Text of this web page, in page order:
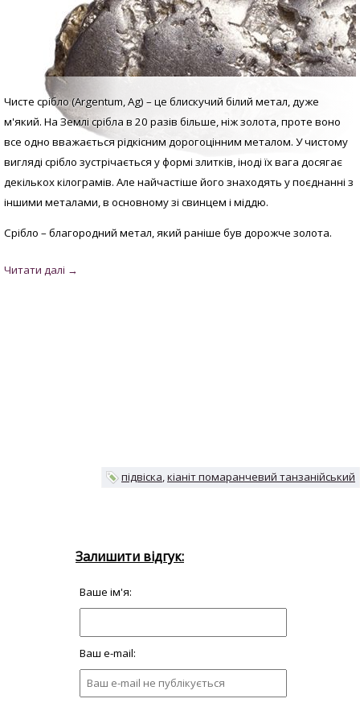
Чисте срібло (Argentum, Аg) – це блискучий білий метал, дуже
м'який. На Землі срібла в 20 разів більше, ніж золота, проте воно
все одно вважається рідкісним дорогоцінним металом. Учистому
вигляді срібло зустрічається у формі злитків, іноді їх вага досягає
декількох кілограмів. Але найчастіше його знаходять у поєднанні з
іншими металами, в основному зі свинцем і міддю.
Срібло – благородний метал, який раніше був дорожче золота.
підвіска кіаніт помаранчевий танзанійський